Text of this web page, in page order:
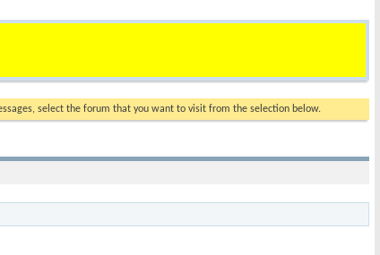
select the forum that you want to visit from the selection below.